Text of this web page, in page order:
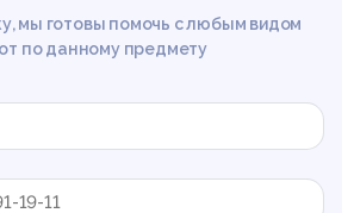
мы готовы помочь с любым видом
по данному предмету